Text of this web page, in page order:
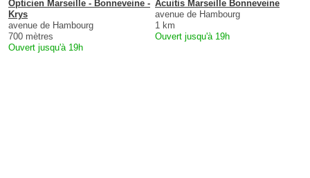
Opticien Marseille - Bonneveine -
Krys
avenue de Hambourg
700 mètres
Ouvert jusqu'à 19h
Acuitis Marseille Bonneveine
avenue de Hambourg
1 km
Ouvert jusqu'à 19h